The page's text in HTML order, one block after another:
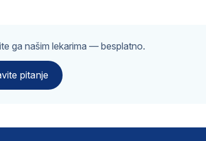
ga našim lekarima — besplatno.
pitanje